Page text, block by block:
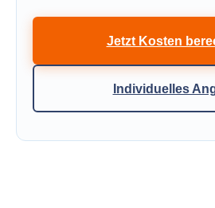
Jetzt Kosten
Individuelles